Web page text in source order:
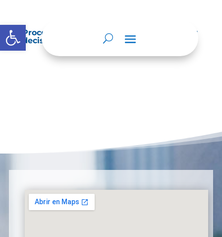
Abrir barra de herramientas
Procedimientos que se siguen para tomar
decisiones en las diferentes áreas